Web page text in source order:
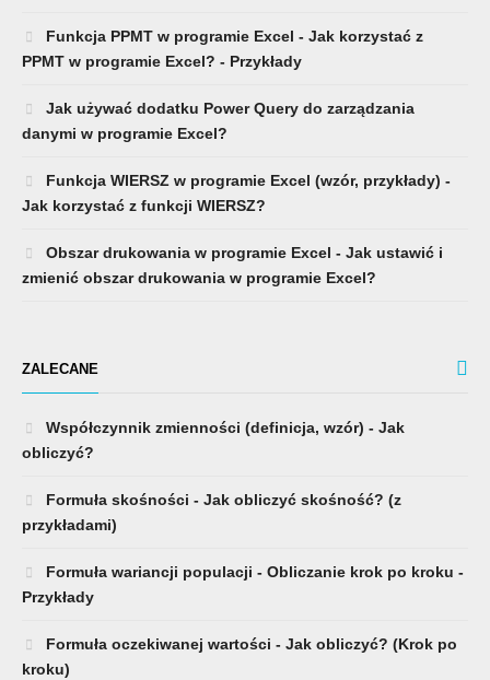
Funkcja PPMT w programie Excel - Jak korzystać z
PPMT w programie Excel? - Przykłady
Jak używać dodatku Power Query do zarządzania
danymi w programie Excel?
Funkcja WIERSZ w programie Excel (wzór, przykłady) -
Jak korzystać z funkcji WIERSZ?
Obszar drukowania w programie Excel - Jak ustawić i
zmienić obszar drukowania w programie Excel?
ZALECANE
Współczynnik zmienności (definicja, wzór) - Jak
obliczyć?
Formuła skośności - Jak obliczyć skośność? (z
przykładami)
Formuła wariancji populacji - Obliczanie krok po kroku -
Przykłady
Formuła oczekiwanej wartości - Jak obliczyć? (Krok po
kroku)